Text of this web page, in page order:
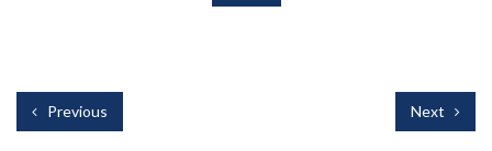
Previous Next